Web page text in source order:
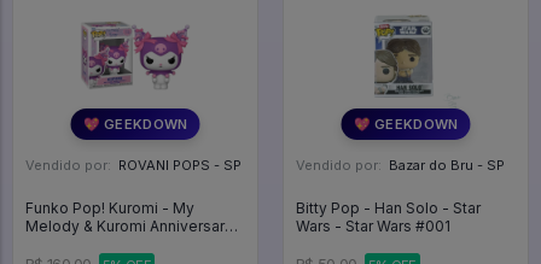
💖 GEEKDOWN
Vendido por: ROVANI POPS - SP
Funko Pop! Kuromi - My
Melody & Kuromi Anniversary
💖 GEEKDOWN
Vendido por: Bazar do Bru - SP
Bitty Pop - Han Solo - Star
Wars - Star Wars #001